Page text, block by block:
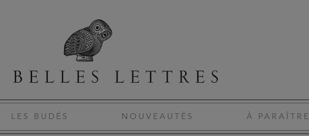
LES BUDÉS NOUVEAUTÉS À PARAÎTRE